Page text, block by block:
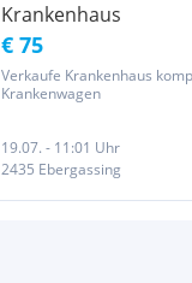
Krankenhaus
€ 75
Verkaufe Krankenhaus
Krankenwagen
19.07. - 11:01 Uhr
2435 Ebergassing